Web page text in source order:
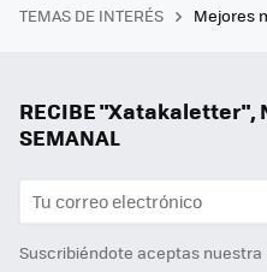
TEMAS DE INTERÉS Mejores
RECIBE "Xatakaletter",
SEMANAL
Suscribiéndote aceptas nuestra